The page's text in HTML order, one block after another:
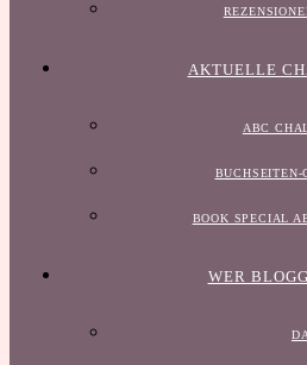
AKTUELLE
ABC
BUCHSEITEN-
BOOK SPECIAL
WER